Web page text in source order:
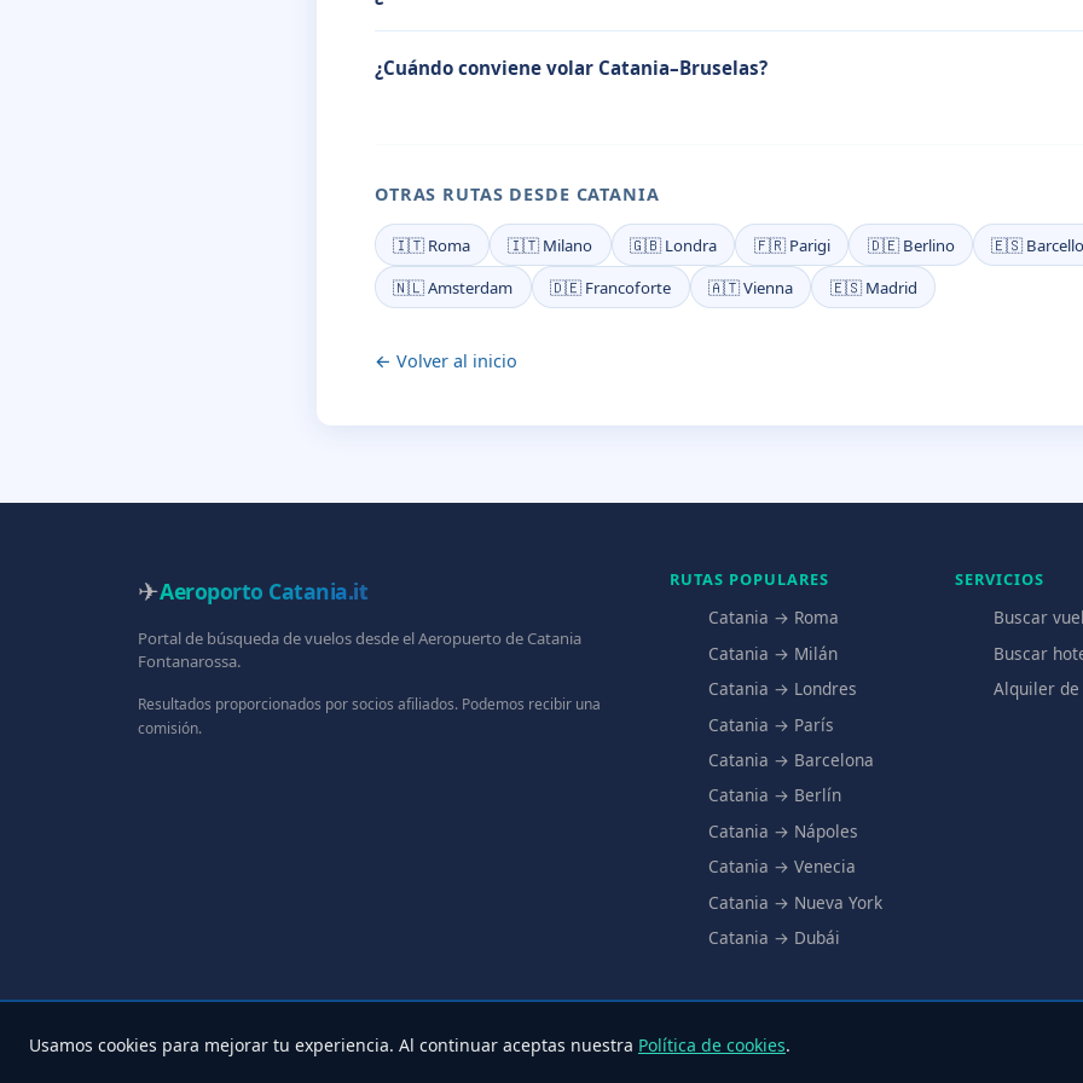
¿Cuándo conviene volar Catania–Bruselas?
OTRAS RUTAS DESDE CATANIA
🇮🇹 Roma 🇮🇹 Milano 🇬🇧 Londra 🇫🇷 Parigi 🇩🇪 Berlino
🇪🇸
🇳🇱 Amsterdam
🇩🇪 Francoforte 🇦🇹 Vienna 🇪🇸 Madrid
← Volver al inicio
✈Aeroporto Catania.it
Portal de búsqueda de vuelos desde el Aeropuerto de Catania
Fontanarossa.
Resultados proporcionados por socios afiliados. Podemos recibir una
comisión.
RUTAS POPULARES
Catania → Roma
Catania → Milán
Catania → Londres
Catania → París
Catania → Barcelona
Catania → Berlín
Catania → Nápoles
Catania → Venecia
Catania → Nueva York
Catania → Dubái
SERVICIOS
Buscar
Buscar
Alquiler de
© 2025 Aeroporto Catania.it – Todos los derechos reservados
Usamos cookies para mejorar tu experiencia. Al continuar aceptas nuestra Política de cookies.